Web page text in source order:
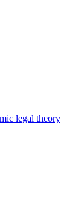
legal theory